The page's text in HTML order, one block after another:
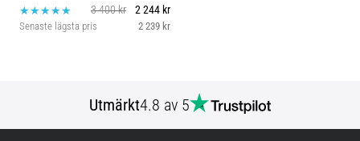
Det
sägs
uthållighetsprestationen.
det
3 400 kr
2 244 kr
Senaste lägsta pris 2 239 kr
Utmärkt4.8 av 5